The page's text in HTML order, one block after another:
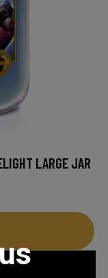
LARGE JAR